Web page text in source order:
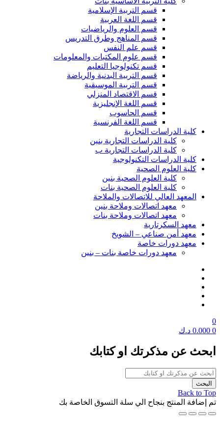
قسم التربية الإسلامية
قسم اللغة العربية
قسم العلوم والرياضيات
قسم المناهج وطرق التدريس
قسم علم النفس
قسم علوم المكتبات والمعلومات
قسم تكنولوجيا التعليم
قسم التربية البدنية والرياضة
قسم التربية الموسيقية
قسم الاقتصاد المنزلي
قسم اللغة الإنجليزية
قسم الحاسوب
قسم اللغة الفرنسية
كلية الدراسات التجارية
كلية الدراسات التجارية بنين
كلية الدراسات التجارية ب
كلية الدراسات التكنولوجية
كلية العلوم الصحية
كلية العلوم الصحية بنين
كلية العلوم الصحية بنات
المعهد العالي للاتصالات والملاحة
معهد اتصالات وملاحة بنين
معهد اتصالات وملاحة بنات
معهد السكرتارية
معهد أمن صناعي – الشويخ
معهد دورات خاصة
معهد دورات خاصة بنات – بنين
0
0
0.000 د.ك
ابحث عن مذكرتك او كتابك
Back to Top
تم إضافة المنتج بنجاح الي سلة التسوق الخاصة بك